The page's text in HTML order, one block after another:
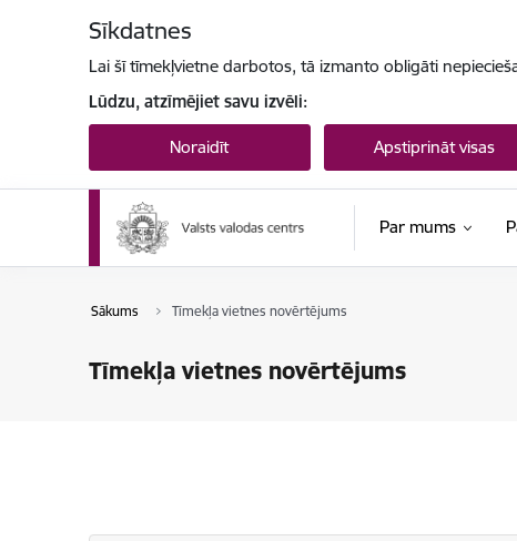
Sīkdatnes
Lai šī tīmekļvietne darbotos, tā izmanto obligāti
Lūdzu, atzīmējiet savu izvēli:
Noraidīt Apstiprināt visas
Par mums
Sākums Tīmekļa vietnes novērtējums
Tīmekļa vietnes novērtējums